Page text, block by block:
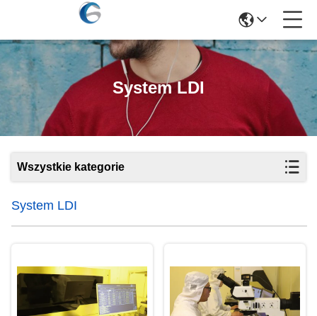
System LDI
Wszystkie kategorie
System LDI